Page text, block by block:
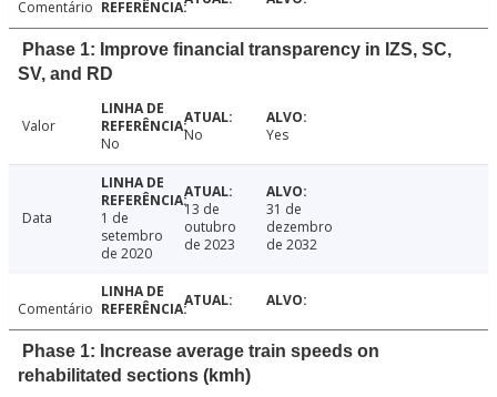
Comentário
Phase 1: Improve financial transparency in IZS, SC,
SV, and RD
Valor
No
No Yes
Data
1 de
setembro
de 2020
13 de
outubro
de 2023
31 de
dezembro
de 2032
Comentário
Phase 1: Increase average train speeds on
rehabilitated sections (kmh)